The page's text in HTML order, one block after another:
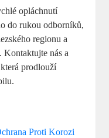
opláchnutí
do rukou odborníků,
regionu a
nás a
prodlouží
Proti Korozi